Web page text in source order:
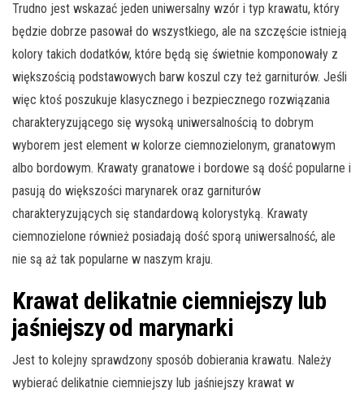
Trudno jest wskazać jeden uniwersalny wzór i typ krawatu, który
będzie dobrze pasował do wszystkiego, ale na szczęście istnieją
kolory takich dodatków, które będą się świetnie komponowały z
większością podstawowych barw koszul czy też garniturów. Jeśli
więc ktoś poszukuje klasycznego i bezpiecznego rozwiązania
charakteryzującego się wysoką uniwersalnością to dobrym
wyborem jest element w kolorze ciemnozielonym, granatowym
albo bordowym. Krawaty granatowe i bordowe są dość popularne i
pasują do większości marynarek oraz garniturów
charakteryzujących się standardową kolorystyką. Krawaty
ciemnozielone również posiadają dość sporą uniwersalność, ale
nie są aż tak popularne w naszym kraju.
Krawat delikatnie ciemniejszy lub
jaśniejszy od marynarki
Jest to kolejny sprawdzony sposób dobierania krawatu. Należy
wybierać delikatnie ciemniejszy lub jaśniejszy krawat w